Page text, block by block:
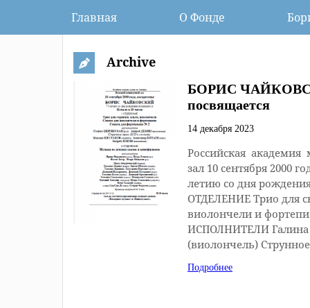
Главная О Фонде
Archive
БОРИС
посвящается
14 декабря 2023
Российская
зал 10 сентября 2000
летию со дня
ОТДЕЛЕНИЕ Трио для
виолончели и
ИСПОЛНИТЕЛИ
(виолончель)
Подробнее